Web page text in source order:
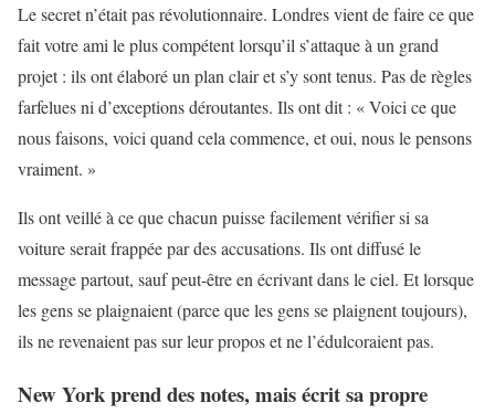
Le secret n’était pas révolutionnaire. Londres vient de faire ce que
fait votre ami le plus compétent lorsqu’il s’attaque à un grand
projet : ils ont élaboré un plan clair et s’y sont tenus. Pas de règles
farfelues ni d’exceptions déroutantes. Ils ont dit : « Voici ce que
nous faisons, voici quand cela commence, et oui, nous le pensons
vraiment. »
Ils ont veillé à ce que chacun puisse facilement vérifier si sa
voiture serait frappée par des accusations. Ils ont diffusé le
message partout, sauf peut-être en écrivant dans le ciel. Et lorsque
les gens se plaignaient (parce que les gens se plaignent toujours),
ils ne revenaient pas sur leur propos et ne l’édulcoraient pas.
New York prend des notes, mais écrit sa propre